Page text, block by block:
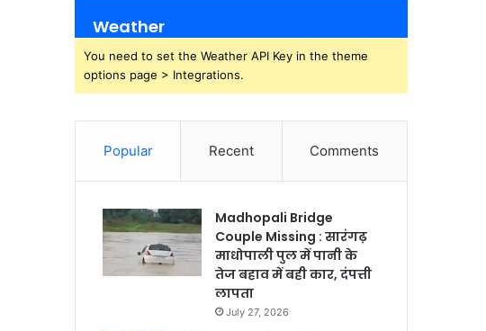
Weather
You need to set the Weather API Key in the theme
options page > Integrations.
Popular Recent Comments
Madhopali Bridge
Couple Missing : सारंगढ़
माधोपाली पुल में पानी के
तेज बहाव में बही कार, दंपत्ती
लापता
July 27, 2026